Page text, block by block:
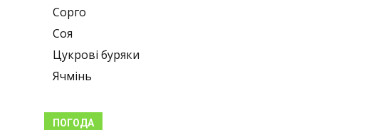
Сорго
Соя
Цукрові буряки
Ячмінь
ПОГОДА